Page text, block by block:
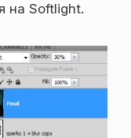
на Softlight.